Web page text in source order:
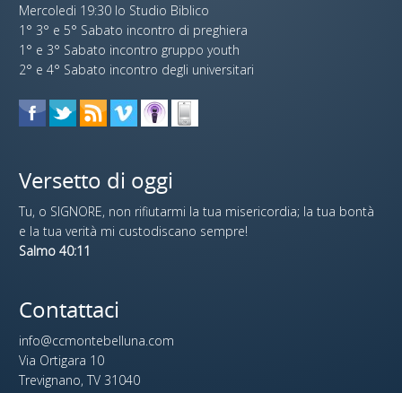
Mercoledi 19:30 lo Studio Biblico
1° 3° e 5° Sabato incontro di preghiera
1° e 3° Sabato incontro gruppo youth
2° e 4° Sabato incontro degli universitari
Versetto di oggi
Tu, o SIGNORE, non rifiutarmi la tua misericordia; la tua bontà
e la tua verità mi custodiscano sempre!
Salmo 40:11
Contattaci
info@ccmontebelluna.com
Via Ortigara 10
Trevignano, TV 31040